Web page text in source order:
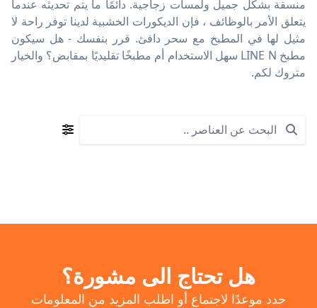
منسقة بشكل جميل ولمسات زجاجية. دائمًا ما يتم تحديثه عندما
يتعلق الأمر بالوظائف ، فإن الديكورات الخشبية لدينا توفر راحة لا
مثيل لها في المطبخ مع سحر دافئ. قرر بنفسك - هل سيكون
مطبخ LINE N سهل الاستخدام أم مطبخًا تقليديًا بمقابض؟ والخيار
متروك لكم.
Search
هل تحتاج الى مشورة؟
حدد موعدًا لاجتماع أو اطلب المزيد من المعلومات